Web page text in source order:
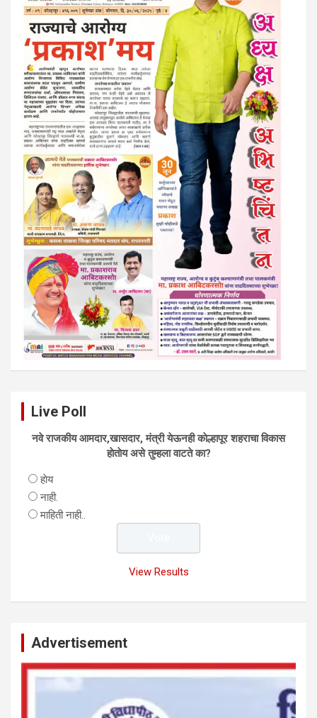
Live Poll
नवे राजकीय आमदार,खासदार, मंत्री येऊनही काेल्हापूर शहराचा विकास
हाेताेय असे तुम्हला वाटते का?
हाेय
नाही.
माहिती नाही..
View Results
Advertisement